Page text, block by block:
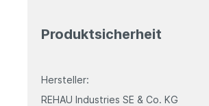
Produktsicherheit
Hersteller:
REHAU Industries SE & Co. KG